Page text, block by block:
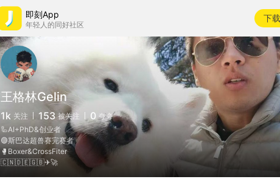
即刻App
年轻人的同好社区
下载
王格林Gelin
1k 关注 153 被关注 0 夸夸
🦾AI+PhD&创业者
🟣斯巴达超兽赛完赛者
🥊Boxer&CrossFiter
🇨🇳🇩🇪🇬🇧✈🚀